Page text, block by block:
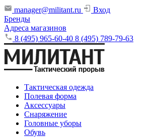
manager@militant.ru
Вход
Бренды
Адреса магазинов
8 (495) 965-60-40 8 (495) 789-79-63
Тактическая одежда
Полевая форма
Аксессуары
Снаряжение
Головные уборы
Обувь